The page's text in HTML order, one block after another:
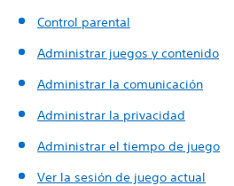
Control parental
Administrar juegos y contenido
Administrar la comunicación
Administrar la privacidad
Administrar el tiempo de juego
Ver la sesión de juego actual